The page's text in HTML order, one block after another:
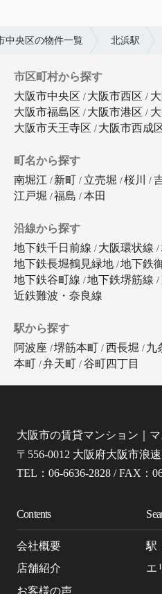
中央区の物件一覧 北浜駅
市区町村から探す
大阪市中央区
大阪市西区
大阪市福島区
大阪市港区
大阪市天王寺区
大阪市西成
町名から探す
南堀江
新町 立売堀 桜川
江戸堀
福島 本田
沿線から探す
地下鉄千日前線
大阪環状線
地下鉄長堀鶴見緑地
地下鉄
地下鉄谷町線
地下鉄堺筋線
近鉄難波・奈良線
駅から探す
阿波座
堺筋本町 西長堀 九
本町
弁天町 谷町四丁目
大阪市の賃貸マンション｜マ
〒556-0012 大阪府大阪市浪
TEL：06-6636-2828 / FAX：
Contents
会社概要
店舗紹介
お客様の声
駅
エ